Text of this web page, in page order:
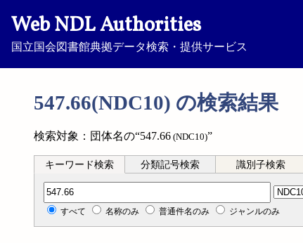
Web NDL Authorities
国立国会図書館典拠データ検索・提供サービス
547.66(NDC10) の検索結果
検索対象：団体名の“547.66 (NDC10)”
キーワード検索 分類記号検索 識別子検索
分類記号検索
すべて 名称のみ 普通件名のみ ジャンルのみ